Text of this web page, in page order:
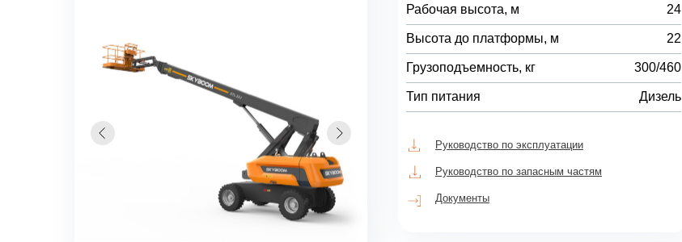
Рабочая высота, м
Высота до платформы, м
Грузоподъемность, кг
Тип питания
Руководство по эксплуатации
24
22
300/460
Дизель
Руководство по запасным частям
Документы